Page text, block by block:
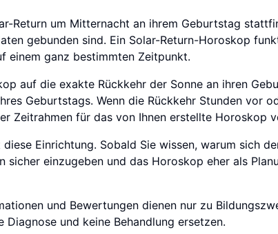
Return um Mitternacht an ihrem Geburtstag
gebunden sind. Ein Solar-Return-Horoskop
einem ganz bestimmten Zeitpunkt.
auf die exakte Rückkehr der Sonne an ihren
Geburtstags. Wenn die Rückkehr Stunden vor
Zeitrahmen für das von Ihnen erstellte Horoskop
Einrichtung. Sobald Sie wissen, warum sich
einzugeben und das Horoskop eher als
und Bewertungen dienen nur zu
und keine Behandlung ersetzen.